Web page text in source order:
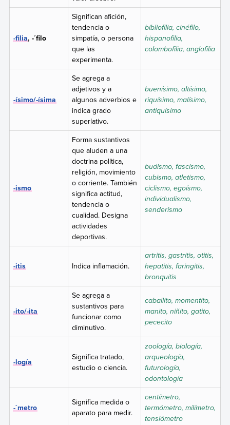
-filia, -´filo
Significan afición,
tendencia o
simpatía, o persona
que las
experimenta.
bibliofilia, cinéfilo,
hispanofilia,
colombofilia, anglofilia
-ísimo/-ísima
Se agrega a
adjetivos y a
algunos adverbios e
indica grado
superlativo.
buenísimo, altísimo,
riquísimo, malísimo,
antiquísimo
-ismo
Forma sustantivos
que aluden a una
doctrina política,
religión, movimiento
o corriente. También
significa actitud,
tendencia o
cualidad. Designa
actividades
deportivas.
budismo, fascismo,
cubismo, atletismo,
ciclismo, egoísmo,
individualismo,
senderismo
-itis Indica inflamación.
artritis, gastritis, otitis,
hepatitis, faringitis,
bronquitis
-ito/-ita
Se agrega a
sustantivos para
funcionar como
diminutivo.
caballito, momentito,
manito, niñito, gatito,
pececito
-logía
Significa tratado,
estudio o ciencia.
zoología, biología,
arqueología,
futurología,
odontología
-´metro
Significa medida o
aparato para medir.
centímetro,
termómetro, milímetro,
tensiómetro